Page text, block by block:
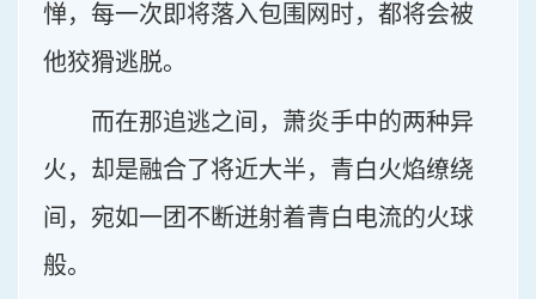
惮，每一次即将落入包围网时，都将会被
他狡猾逃脱。
而在那追逃之间，萧炎手中的两种异
火，却是融合了将近大半，青白火焰缭绕
间，宛如一团不断迸射着青白电流的火球
般。